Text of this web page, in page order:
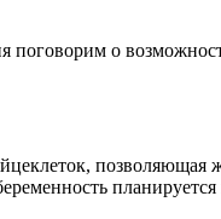
поговорим о
позволяющая
планируется